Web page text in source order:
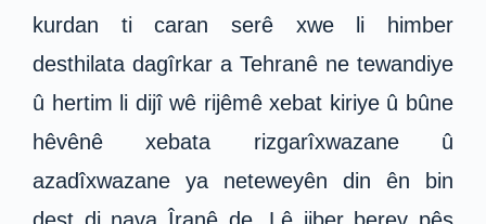
kurdan ti caran serê xwe li himber
desthilata dagîrkar a Tehranê ne tewandiye
û hertim li dijî wê rijêmê xebat kiriye û bûne
hêvênê xebata rizgarîxwazane û
azadîxwazane ya neteweyên din ên bin